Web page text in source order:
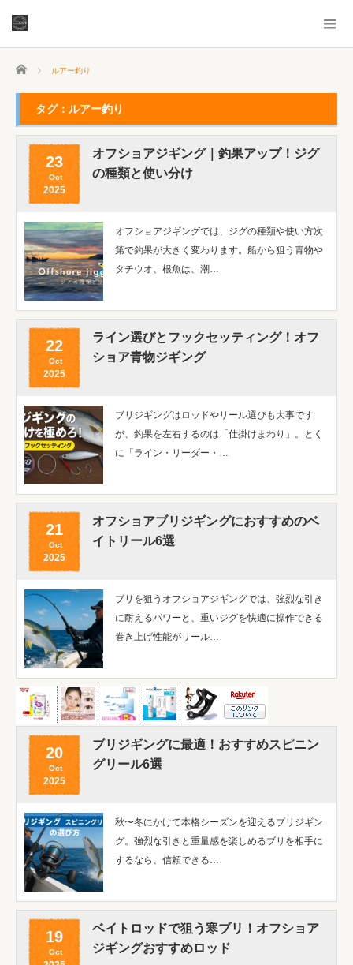
ホーム ルアー釣り
タグ：ルアー釣り
23
Oct
2025
オフショアジギング｜釣果アップ！ジグ
の種類と使い分け
オフショアジギングでは、ジグの種類や使い方次
第で釣果が大きく変わります。船から狙う青物や
タチウオ、根魚は、潮…
22
Oct
2025
ライン選びとフックセッティング！オフ
ショア青物ジギング
ブリジギングはロッドやリール選びも大事です
が、釣果を左右するのは「仕掛けまわり」。とく
に「ライン・リーダー・…
21
Oct
2025
オフショアブリジギングにおすすめのベ
イトリール6選
ブリを狙うオフショアジギングでは、強烈な引き
に耐えるパワーと、重いジグを快適に操作できる
巻き上げ性能がリール…
20
Oct
2025
ブリジギングに最適！おすすめスピニン
グリール6選
秋〜冬にかけて本格シーズンを迎えるブリジギン
グ。強烈な引きと重量感を楽しめるブリを相手に
するなら、信頼できる…
19
Oct
ベイトロッドで狙う寒ブリ！オフショア
ジギングおすすめロッド